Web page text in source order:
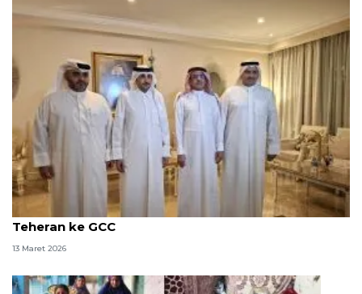
Saudi kecam serangan Israel ke Iran dan balasan
Teheran ke GCC
13 Maret 2026